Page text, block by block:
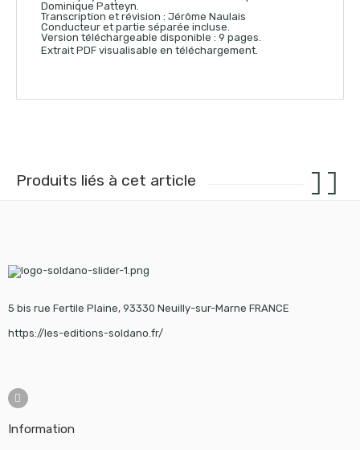
Dominique Patteyn.
Transcription et révision : Jérôme Naulais
Conducteur et partie séparée incluse.
Version téléchargeable disponible : 9 pages.
Extrait PDF visualisable en téléchargement.
Produits liés à cet article
5 bis rue Fertile Plaine, 93330 Neuilly-sur-Marne FRANCE
https://les-editions-soldano.fr/
Information